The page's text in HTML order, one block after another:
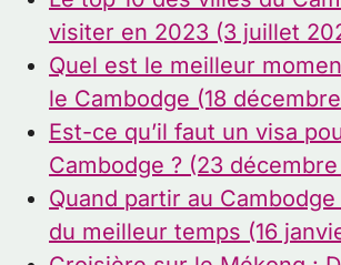
visiter en 2023 (3 juillet
Quel est le meilleur
le Cambodge (18
Est-ce qu’il faut un visa
Cambodge ? (23
Quand partir au
du meilleur temps (16